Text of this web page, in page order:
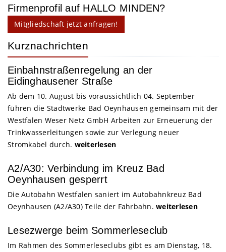
Firmenprofil auf HALLO MINDEN?
Mitgliedschaft jetzt anfragen!
Kurznachrichten
Einbahnstraßenregelung an der
Eidinghausener Straße
Ab dem 10. August bis voraussichtlich 04. September
führen die Stadtwerke Bad Oeynhausen gemeinsam mit der
Westfalen Weser Netz GmbH Arbeiten zur Erneuerung der
Trinkwasserleitungen sowie zur Verlegung neuer
Stromkabel durch. weiterlesen
A2/A30: Verbindung im Kreuz Bad
Oeynhausen gesperrt
Die Autobahn Westfalen saniert im Autobahnkreuz Bad
Oeynhausen (A2/A30) Teile der Fahrbahn. weiterlesen
Lesezwerge beim Sommerleseclub
Im Rahmen des Sommerleseclubs gibt es am Dienstag, 18.